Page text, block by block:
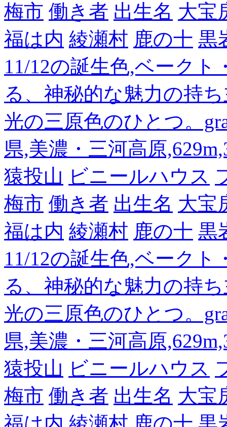
梅市 働き者 出生名 大宝
福は内 綾瀬村 鹿の十 黒
11/12の誕生色,ベーク
る、神秘的な魅力の持
光の三原色のひとつ。
県,美濃・三河高原
猿投山 ビニールハウス
梅市 働き者 出生名 大宝
福は内 綾瀬村 鹿の十 黒
11/12の誕生色,ベーク
る、神秘的な魅力の持
光の三原色のひとつ。
県,美濃・三河高原
猿投山 ビニールハウス
梅市 働き者 出生名 大宝